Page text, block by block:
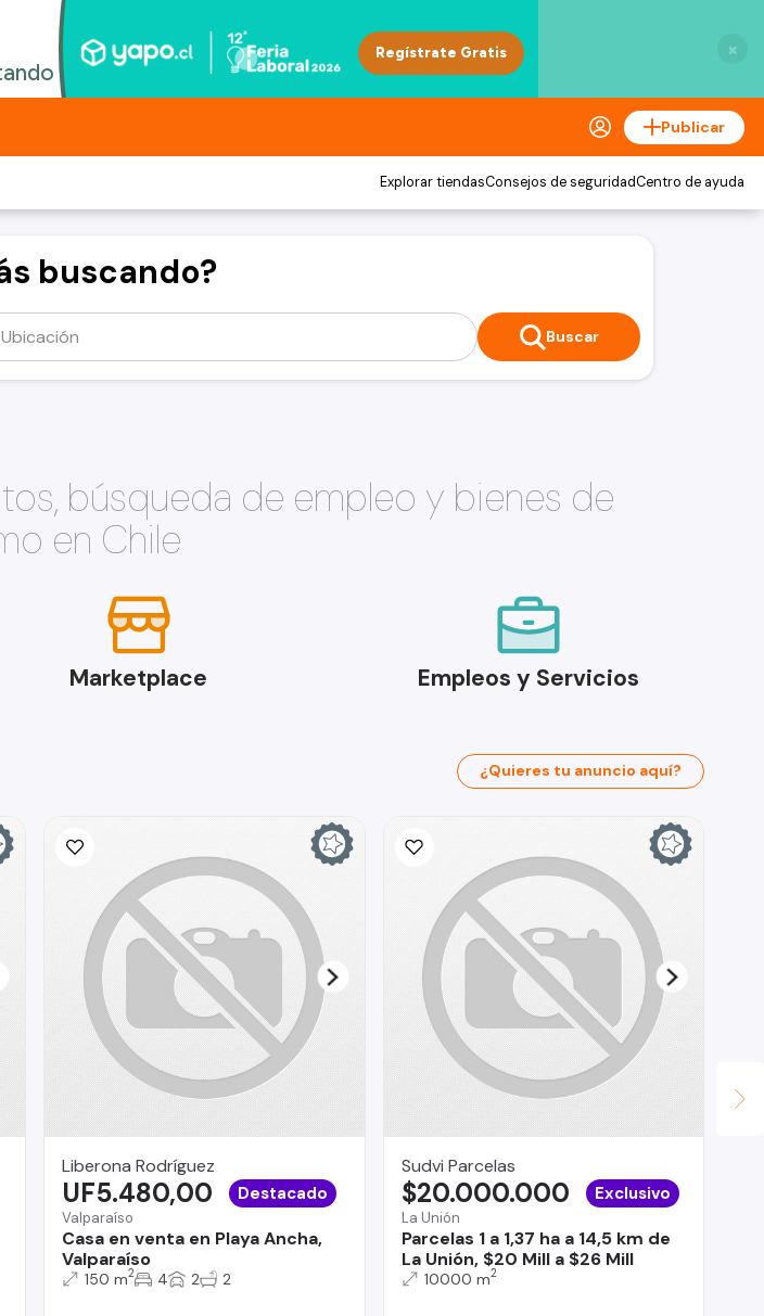
×
Publicar
Explorar tiendasConsejos de seguridadCentro de ayuda
buscando?
Buscar
búsqueda de empleo y bienes de
en Chile
Marketplace Empleos y Servicios
¿Quieres tu anuncio aquí?
Liberona Rodríguez
Valparaíso
Casa en venta en Playa Ancha,
Valparaíso
UF5.480,00 Destacado
150 m2 4 2 2
Sudvi Parcelas
La Unión
Parcelas 1 a 1,37 ha a 14,5 km de
La Unión, $20 Mill a $26 Mill
$20.000.000 Exclusivo
10000 m2